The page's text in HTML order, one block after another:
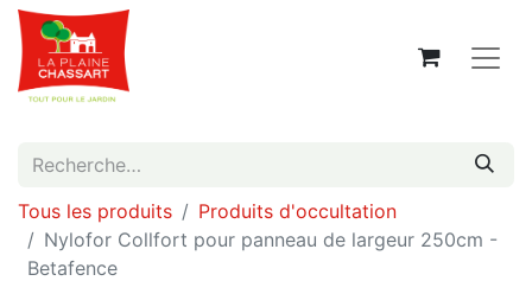
Tous les produits
Produits d'occultation
Nylofor Collfort pour panneau de largeur 250cm -
Betafence